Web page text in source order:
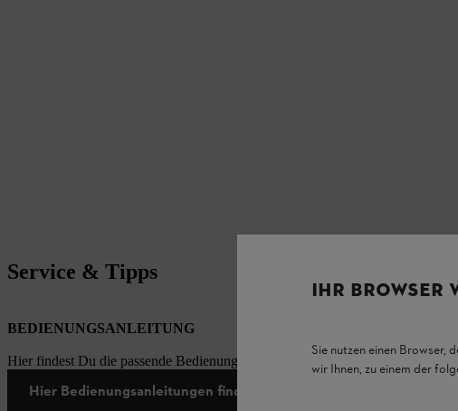
Service & Tipps
BEDIENUNGSANLEITUNG
Hier findest Du die passende Bedienungsanleitungen zu unseren STIHL
Hier Bedienungsanleitungen finden
IHR BROWSER
Sie nutzen einen Browser,
wir Ihnen, zu einem der